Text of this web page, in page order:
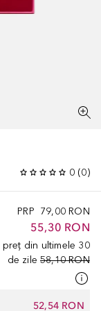
0 (0)
PRP 79,00 RON
55,30 RON
preț din ultimele 30
de zile 58,10 RON
52,54 RON